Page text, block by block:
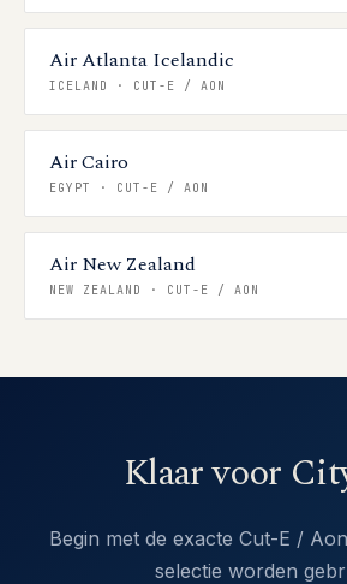
Air Atlanta Icelandic
ICELAND · CUT-E / AON
Air Cairo
EGYPT · CUT-E / AON
Air New Zealand
NEW ZEALAND · CUT-E / AON
Klaar voor
Begin met de exacte Cut-E /
selectie worden